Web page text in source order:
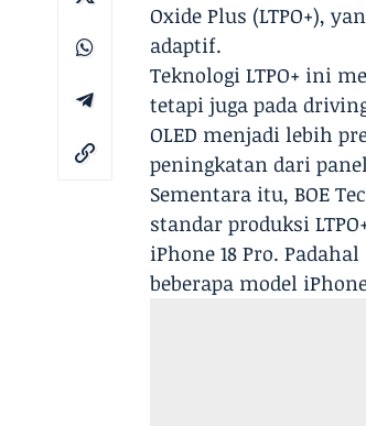
Oxide Plus (LTPO+),
adaptif.
Teknologi LTPO+ ini
tetapi juga pada
OLED menjadi lebih
peningkatan dari panel
Sementara itu, BOE
standar produksi
iPhone 18 Pro.
beberapa model